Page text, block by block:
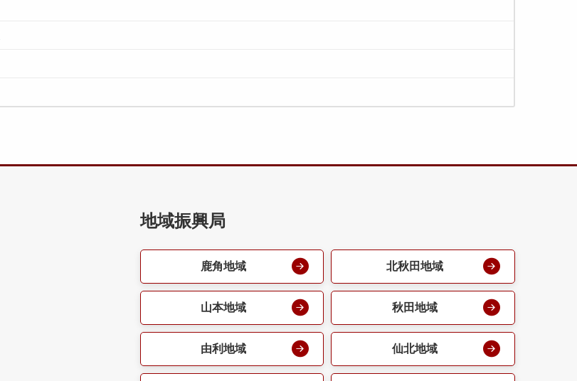
地域振興局
鹿角地域 北秋田地域
山本地域 秋田地域
由利地域 仙北地域